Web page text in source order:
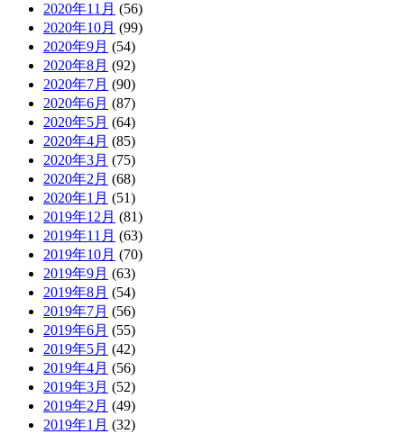
2020年11月 (56)
2020年10月 (99)
2020年9月 (54)
2020年8月 (92)
2020年7月 (90)
2020年6月 (87)
2020年5月 (64)
2020年4月 (85)
2020年3月 (75)
2020年2月 (68)
2020年1月 (51)
2019年12月 (81)
2019年11月 (63)
2019年10月 (70)
2019年9月 (63)
2019年8月 (54)
2019年7月 (56)
2019年6月 (55)
2019年5月 (42)
2019年4月 (56)
2019年3月 (52)
2019年2月 (49)
2019年1月 (32)